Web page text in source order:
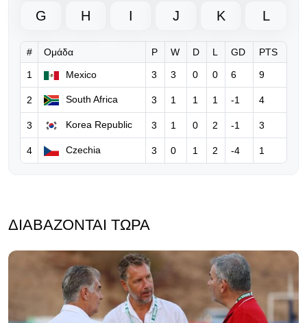
Eπίθεση Φίγκο κατά του Ινφαντίνο:
σωθεί το ποδόσφαιρο»
04.08.2026 | 13:12
«Έπρεπε να σε σκοτώσουν» -
Σοκάρουν οι απειλές στον Μπόρχα
Ιγκλέσιας!
Η Αγγλία αποσύρει τη στήριξή της
στον Ινφαντίνο
G H I J K L
# Ομάδα P W D L GD PTS
1 Mexico 3 3 0 0 6 9
2 South Africa 3 1 1 1 -1 4
3 Korea Republic 3 1 0 2 -1 3
4 Czechia 3 0 1 2 -4 1
ΔΙΑΒΆΖΟΝΤΑΙ ΤΏΡΑ